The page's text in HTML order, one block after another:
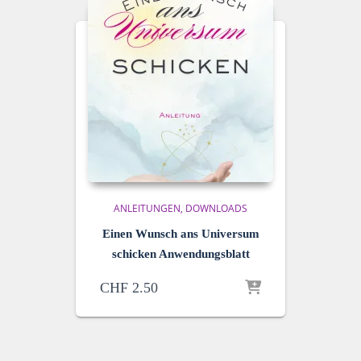
ANLEITUNGEN DOWNLOADS
Einen Wunsch ans Universum
schicken Anwendungsblatt
CHF 2.50